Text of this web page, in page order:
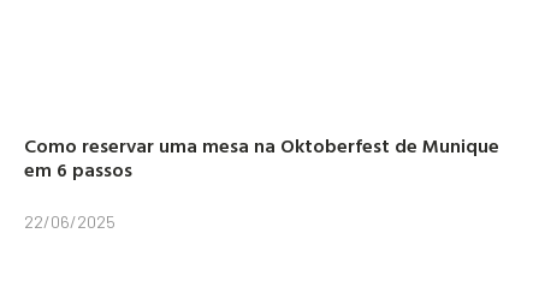
Como reservar uma mesa na Oktoberfest de Munique
em 6 passos
22/06/2025